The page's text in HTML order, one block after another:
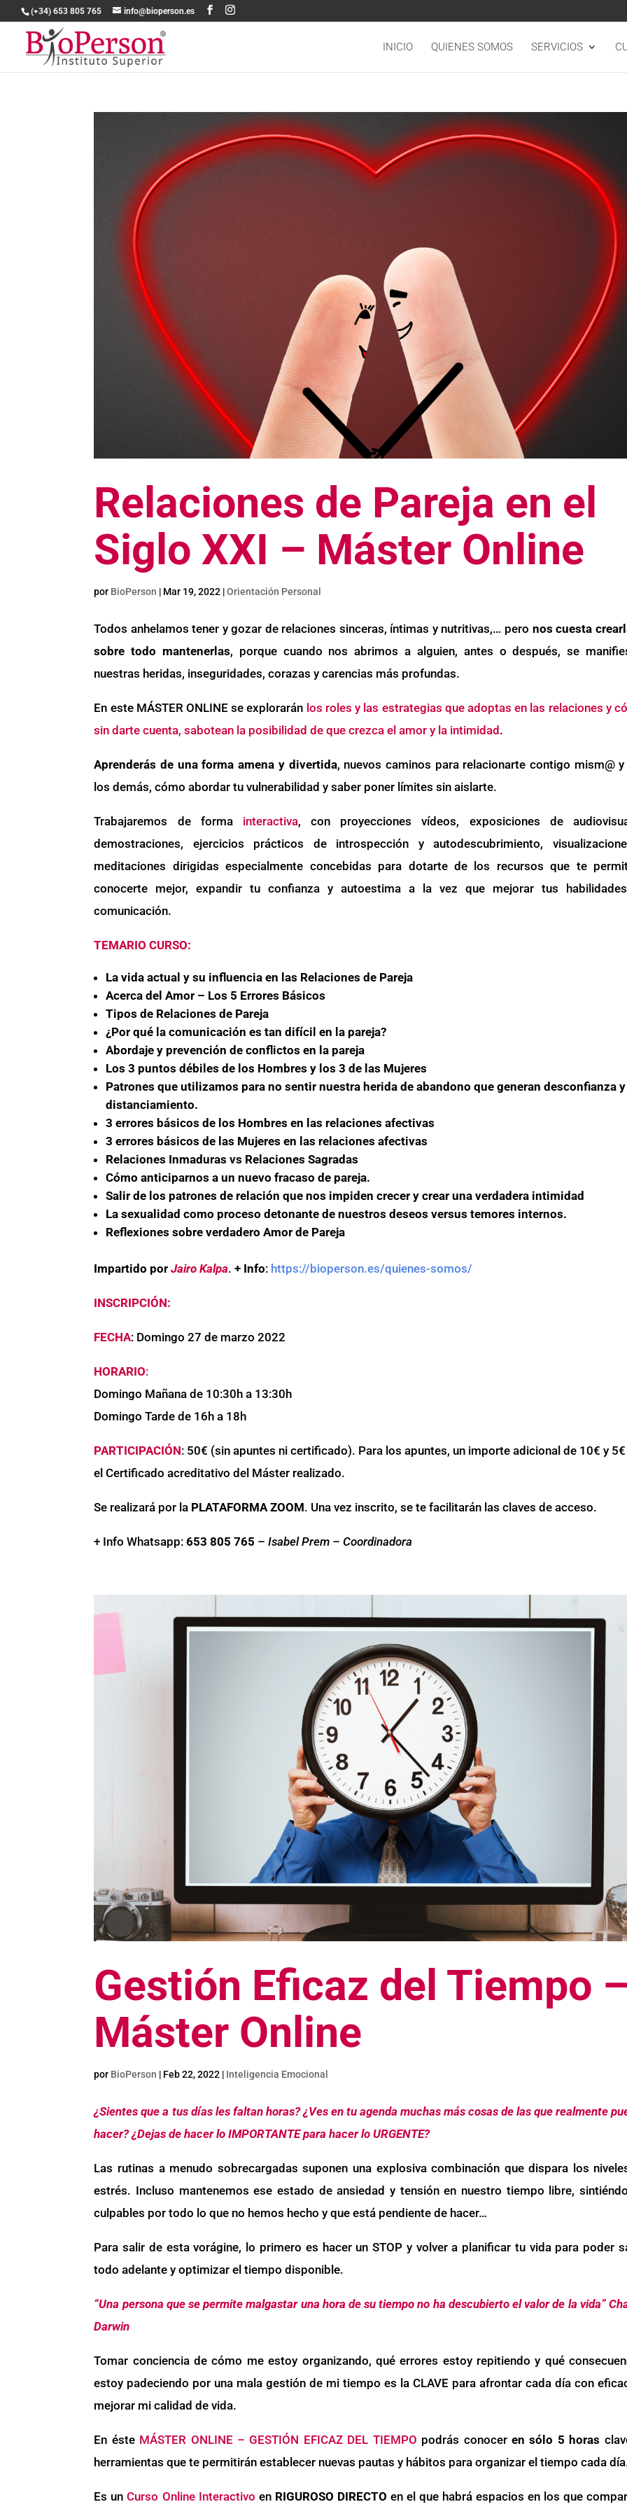
(+34) 653 805 765 info@bioperson.es
INICIO QUIENES SOMOS SERVICIOS
Relaciones de Pareja en el
Siglo XXI – Máster Online
por BioPerson | Mar 19, 2022 |Orientación Personal
Todos anhelamos tener y gozar de relaciones sinceras, íntimas y nutritivas,… pero nos cuesta
sobre todo mantenerlas, porque cuando nos abrimos a alguien, antes o después, se
nuestras heridas, inseguridades, corazas y carencias más profundas.
En este MÁSTER ONLINE se explorarán los roles y las estrategias que adoptas en las relaciones y
sin darte cuenta, sabotean la posibilidad de que crezca el amor y la intimidad.
Aprenderás de una forma amena y divertida, nuevos caminos para relacionarte contigo mism@
los demás, cómo abordar tu vulnerabilidad y saber poner límites sin aislarte.
Trabajaremos de forma interactiva, con proyecciones vídeos, exposiciones de
demostraciones, ejercicios prácticos de introspección y autodescubrimiento,
meditaciones dirigidas especialmente concebidas para dotarte de los recursos que te
conocerte mejor, expandir tu confianza y autoestima a la vez que mejorar tus
comunicación.
TEMARIO CURSO:
La vida actual y su influencia en las Relaciones de Pareja
Acerca del Amor – Los 5 Errores Básicos
Tipos de Relaciones de Pareja
¿Por qué la comunicación es tan difícil en la pareja?
Abordaje y prevención de conflictos en la pareja
Los 3 puntos débiles de los Hombres y los 3 de las Mujeres
Patrones que utilizamos para no sentir nuestra herida de abandono que generan desconfianza y
distanciamiento.
3 errores básicos de los Hombres en las relaciones afectivas
3 errores básicos de las Mujeres en las relaciones afectivas
Relaciones Inmaduras vs Relaciones Sagradas
Cómo anticiparnos a un nuevo fracaso de pareja.
Salir de los patrones de relación que nos impiden crecer y crear una verdadera intimidad
La sexualidad como proceso detonante de nuestros deseos versus temores internos.
Reflexiones sobre verdadero Amor de Pareja
Impartido por Jairo Kalpa.+ Info: https://bioperson.es/quienes-somos/
INSCRIPCIÓN:
FECHA: Domingo 27 de marzo 2022
HORARIO:
Domingo Mañana de 10:30h a 13:30h
Domingo Tarde de 16h a 18h
PARTICIPACIÓN: 50€ (sin apuntes ni certificado). Para los apuntes, un importe adicional de 10€ y
el Certificado acreditativo del Máster realizado.
Se realizará por la PLATAFORMA ZOOM. Una vez inscrito, se te facilitarán las claves de acceso.
+ Info Whatsapp: 653 805 765 –Isabel Prem – Coordinadora
Gestión Eficaz del Tiempo
Máster Online
por BioPerson | Feb 22, 2022 | Inteligencia Emocional
¿Sientes que a tus días les faltan horas? ¿Ves en tu agenda muchas más cosas de las que realmente
hacer? ¿Dejas de hacer lo IMPORTANTE para hacer lo URGENTE?
Las rutinas a menudo sobrecargadas suponen una explosiva combinación que dispara los
estrés. Incluso mantenemos ese estado de ansiedad y tensión en nuestro tiempo libre,
culpables por todo lo que no hemos hecho y que está pendiente de hacer…
Para salir de esta vorágine, lo primero es hacer un STOP y volver a planificar tu vida para poder
todo adelante y optimizar el tiempo disponible.
“Una persona que se permite malgastar una hora de su tiempo no ha descubierto el valor de la vida”
Darwin
Tomar conciencia de cómo me estoy organizando, qué errores estoy repitiendo y qué
estoy padeciendo por una mala gestión de mi tiempo es la CLAVE para afrontar cada día con
mejorar mi calidad de vida.
En éste MÁSTER ONLINE – GESTIÓN EFICAZ DEL TIEMPO podrás conocer en sólo 5 horas
herramientas que te permitirán establecer nuevas pautas y hábitos para organizar el tiempo cada
Es unCurso Online Interactivo en RIGUROSO DIRECTO en el que habrá espacios en los que